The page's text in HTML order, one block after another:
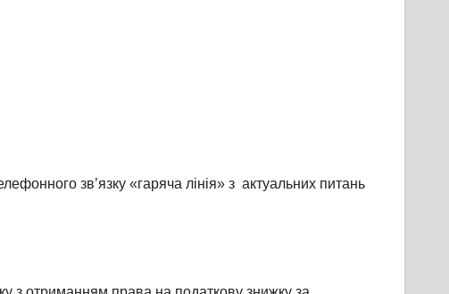
зв’язку «гаряча лінія» з актуальних питань